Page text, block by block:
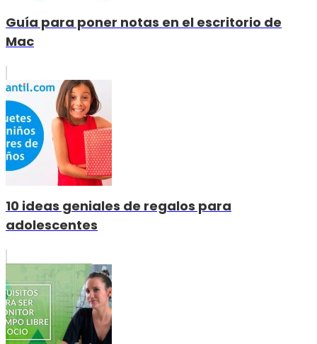
Guía para poner notas en el escritorio de
Mac
10 ideas geniales de regalos para
adolescentes